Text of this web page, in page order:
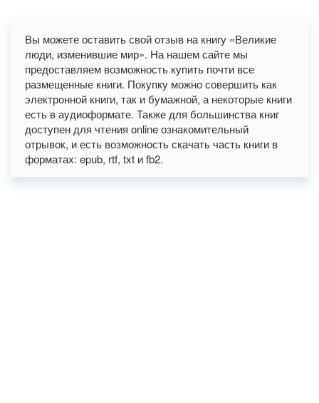
Вы можете оставить свой отзыв на книгу «Великие
люди, изменившие мир». На нашем сайте мы
предоставляем возможность купить почти все
размещенные книги. Покупку можно совершить как
электронной книги, так и бумажной, а некоторые книги
есть в аудиоформате. Также для большинства книг
доступен для чтения online ознакомительный
отрывок, и есть возможность скачать часть книги в
форматах: epub, rtf, txt и fb2.